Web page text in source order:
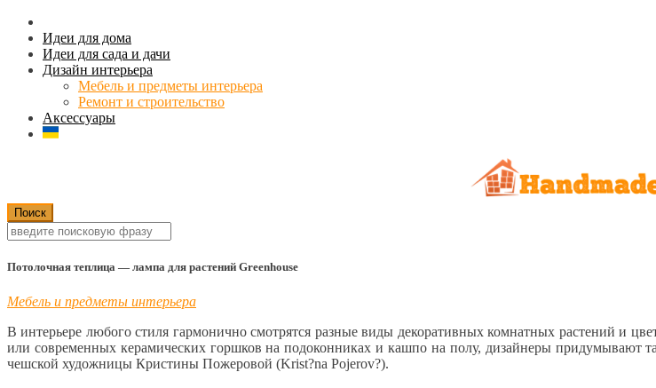
Идеи для дома
Идеи для сада и дачи
Дизайн интерьера
Мебель и предметы интерьера
Ремонт и строительство
Аксессуары
Потолочная теплица — лампа для растений Greenhouse
Мебель и предметы интерьера
В интерьере любого стиля гармонично смотрятся разные виды декоративных комнатных растений и
или современных керамических горшков на подоконниках и кашпо на полу, дизайнеры придумывают
чешской художницы Кристины Пожеровой (Krist?na Pojerov?).